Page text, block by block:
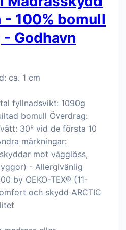
100% bomull
Godhavn
ca. 1 cm
fyllnadsvikt: 1090g
bomull Överdrag:
30° vid de första 10
märkningar:
mot vägglöss,
- Allergivänlig
by OEKO-TEX® (11-
och skydd ARCTIC